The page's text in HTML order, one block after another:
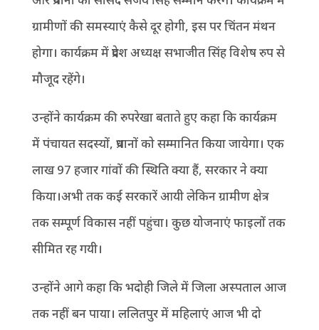
ग्रामीणों की समस्याएं कैसे दूर होगी, इस पर चिंतन मंथन
होगा। कार्यक्रम में प्रदेश अध्यक्ष सभाजीत सिंह विशेष रुप से
मौजूद रहेंगे।
उन्होंने कार्यक्रम की रुपरेखा बताते हुए कहा कि कार्यक्रम
में पंचायत सदस्यों, प्रधानों को सम्मानित किया जायेगा। एक
लाख 97 हजार गांवों की स्थिति क्या हैं, सरकार ने क्या
किया।अभी तक कई सरकारें आयी लेकिन ग्रामीण क्षेत्र
तक सम्पूर्ण विकास नहीं पहुंचा। कुछ योजनाएं फाइलों तक
सीमित रह गयी।
उन्होंने आगे कहा कि भदोही जिले में जिला अस्पताल आज
तक नहीं बन पाया। ललितपुर में महिलाएं आज भी दो